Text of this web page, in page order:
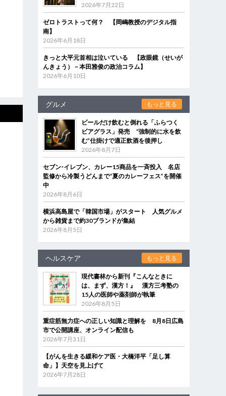
2026年7月22日
ゼロトラストって何？ 【岡嶋教授のデジタル指
南】
2026年6月18日
きっと大平元首相は泣いている 【政眼鏡（せいが
んきょう）－本田雅俊の政治コラム】
2026年6月10日
グルメ もっと見る
ビールだけ飲むと倒れる「ふらつく
ビアグラス」発売 “強制的に水を飲
む”仕掛けで適正飲酒を後押し
2026年8月7日
セブン‐イレブン、カレー15商品を一斉投入 名店
監修から冷製うどんまで“夏のカレーフェス”を開催
中
2026年8月6日
横浜高島屋で「韓国市場」がスタート 人気グルメ
から雑貨まで約30ブランドが集結
2026年8月5日
ヘルスケア もっと見る
現代書林から新刊『こんなときに
は、まず、漢方！』 漢方三考塾の
15人の医師や薬剤師が執筆
2026年8月5日
重症筋無力症への正しい知識と理解を 8月8日広島
市で公開講座、オンライン配信も
2026年7月31日
【がんを生きる緩和ケア医・大橋洋平「足し算
命」】天空を見上げて
2026年7月28日